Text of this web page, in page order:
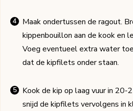
Maak ondertussen de ragout.
kippenbouillon aan de kook en
Voeg eventueel extra water
dat de kipfilets onder staan.
Kook de kip op laag vuur in 20-
snijd de kipfilets vervolgens in